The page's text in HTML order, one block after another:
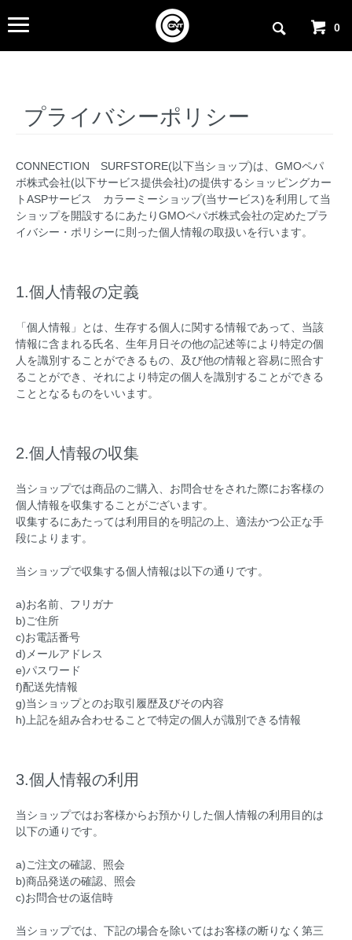
0
プライバシーポリシー
CONNECTION SURFSTORE(以下当ショップ)は、 GMOペパ
ボ株式会社(以下サービス提供会社)の提供するショッピングカー
トASPサービス カラーミーショップ(当サービス)を利用して当
ショップを開設するにあたりGMOペパボ株式会社の定めたプラ
イバシー・ポリシーに則った個人情報の取扱いを行います。
1.個人情報の定義
「個人情報」とは、生存する個人に関する情報であって、当該
情報に含まれる氏名、生年月日その他の記述等により特定の個
人を識別することができるもの、及び他の情報と容易に照合す
ることができ、それにより特定の個人を識別することができる
こととなるものをいいます。
2.個人情報の収集
当ショップでは商品のご購入、お問合せをされた際にお客様の
個人情報を収集することがございます。
収集するにあたっては利用目的を明記の上、適法かつ公正な手
段によります。
当ショップで収集する個人情報は以下の通りです。
a)お名前、フリガナ
b)ご住所
c)お電話番号
d)メールアドレス
e)パスワード
f)配送先情報
g)当ショップとのお取引履歴及びその内容
h)上記を組み合わせることで特定の個人が識別できる情報
3.個人情報の利用
当ショップではお客様からお預かりした個人情報の利用目的は
以下の通りです。
a)ご注文の確認、照会
b)商品発送の確認、照会
c)お問合せの返信時
当ショップでは、下記の場合を除いてはお客様の断りなく第三